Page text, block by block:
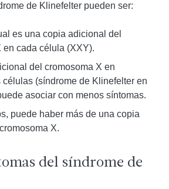
de Klinefelter pueden ser:
es una copia adicional del
en cada célula (XXY).
del cromosoma X en
células (síndrome de Klinefelter en
asociar con menos síntomas.
puede haber más de una copia
X.
del síndrome de